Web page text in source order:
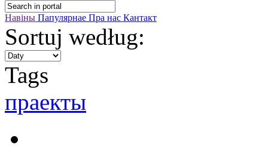
Навіны Папулярнае Пра нас Кантакт
Sortuj według:
Tags
праекты